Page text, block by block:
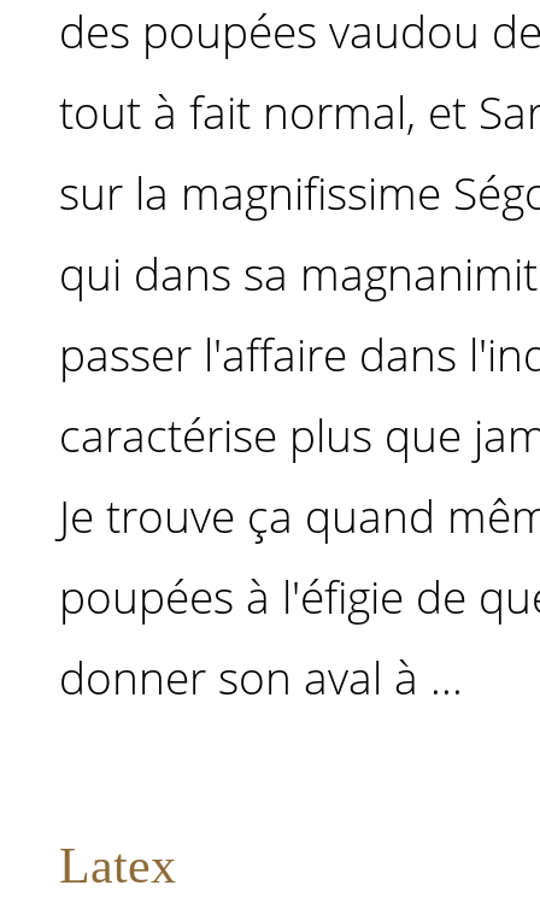
des poupées vaudou
tout à fait normal, et
sur la magnifissime
qui dans sa
passer l'affaire dans
caractérise plus que
Je trouve ça quand
poupées à l'éfigie de
donner son aval à ...
Latex